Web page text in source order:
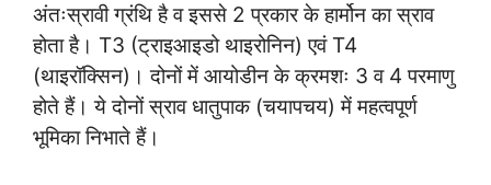
अंतःस्रावी ग्रंथि है व इससे 2 प्रकार के हार्मोन का स्राव
होता है। T3 (ट्राइआइडो थाइरोनिन) एवं T4
(थाइरॉक्सिन)। दोनों में आयोडीन के क्रमशः 3 व 4 परमाणु
होते हैं। ये दोनों स्राव धातुपाक (चयापचय) में महत्वपूर्ण
भूमिका निभाते हैं।